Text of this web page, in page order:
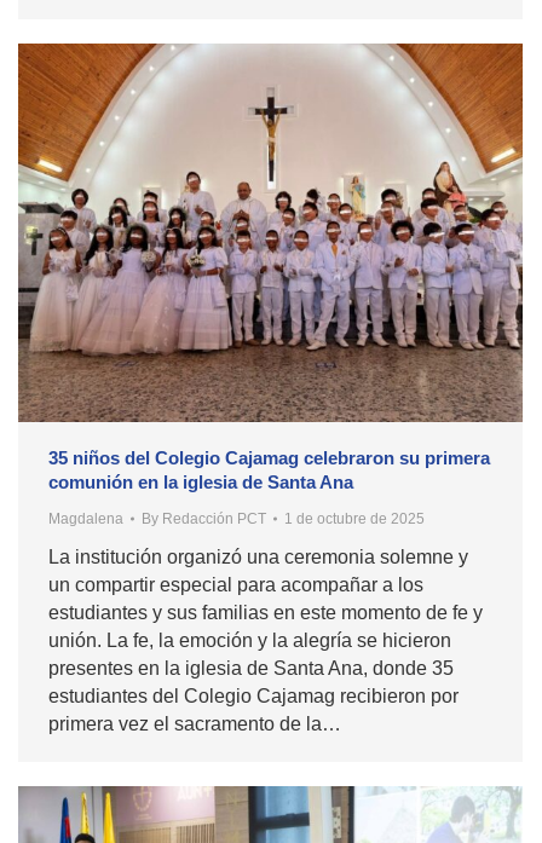
35 niños del Colegio Cajamag celebraron su primera
comunión en la iglesia de Santa Ana
Magdalena By Redacción PCT 1 de octubre de 2025
La institución organizó una ceremonia solemne y
un compartir especial para acompañar a los
estudiantes y sus familias en este momento de fe y
unión. La fe, la emoción y la alegría se hicieron
presentes en la iglesia de Santa Ana, donde 35
estudiantes del Colegio Cajamag recibieron por
primera vez el sacramento de la…